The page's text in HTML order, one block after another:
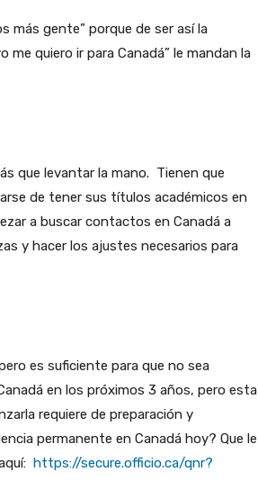
más gente” porque de ser así la
quiero ir para Canadá” le mandan la
que levantar la mano. Tienen que
de tener sus títulos académicos en
a buscar contactos en Canadá a
y hacer los ajustes necesarios para
es suficiente para que no sea
en los próximos 3 años, pero esta
requiere de preparación y
permanente en Canadá hoy? Que le
https://secure.officio.ca/qnr?